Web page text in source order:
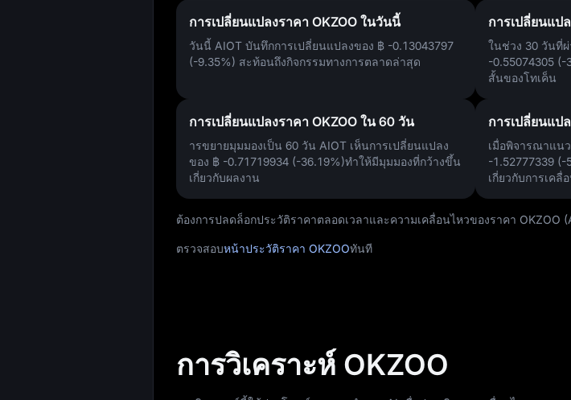
การเปลี่ยนแปลงราคา OKZOO ในวันนี้
วันนี้ AIOT บันทึกการเปลี่ยนแปลงของ ฿ -0.13043797
(-9.35%) สะท้อนถึงกิจกรรมทางการตลาดล่าสุด
การเปลี่ยนแป
ในช่วง 30 วันที่
-0.55074305 (-
สั้นของโทเค็น
การเปลี่ยนแปลงราคา OKZOO ใน 60 วัน
ารขยายมุมมองเป็น 60 วัน AIOT เห็นการเปลี่ยนแปลง
ของ ฿ -0.71719934 (-36.19%)ทำให้มีมุมมองที่กว้างขึ้น
เกี่ยวกับผลงาน
การเปลี่ยนแป
เมื่อพิจารณาแน
-1.52777339 (-
เกี่ยวกับการเคลื่
ต้องการปลดล็อกประวัติราคาตลอดเวลาและความเคลื่อนไหวของราคา OKZOO
ตรวจสอบหน้าประวัติราคา OKZOOทันที
การวิเคราะห์ OKZOO